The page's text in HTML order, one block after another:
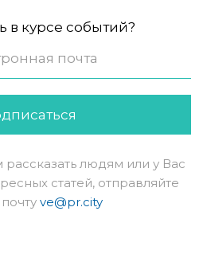
в курсе событий?
рассказать людям или у Вас
статей, отправляйте
ve@pr.city